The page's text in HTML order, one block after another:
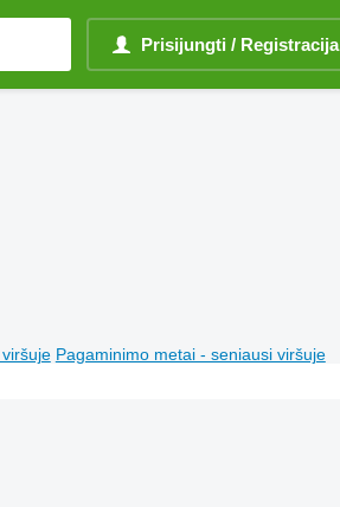
Prisijungti / Registracija
Pagaminimo metai - seniausi viršuje